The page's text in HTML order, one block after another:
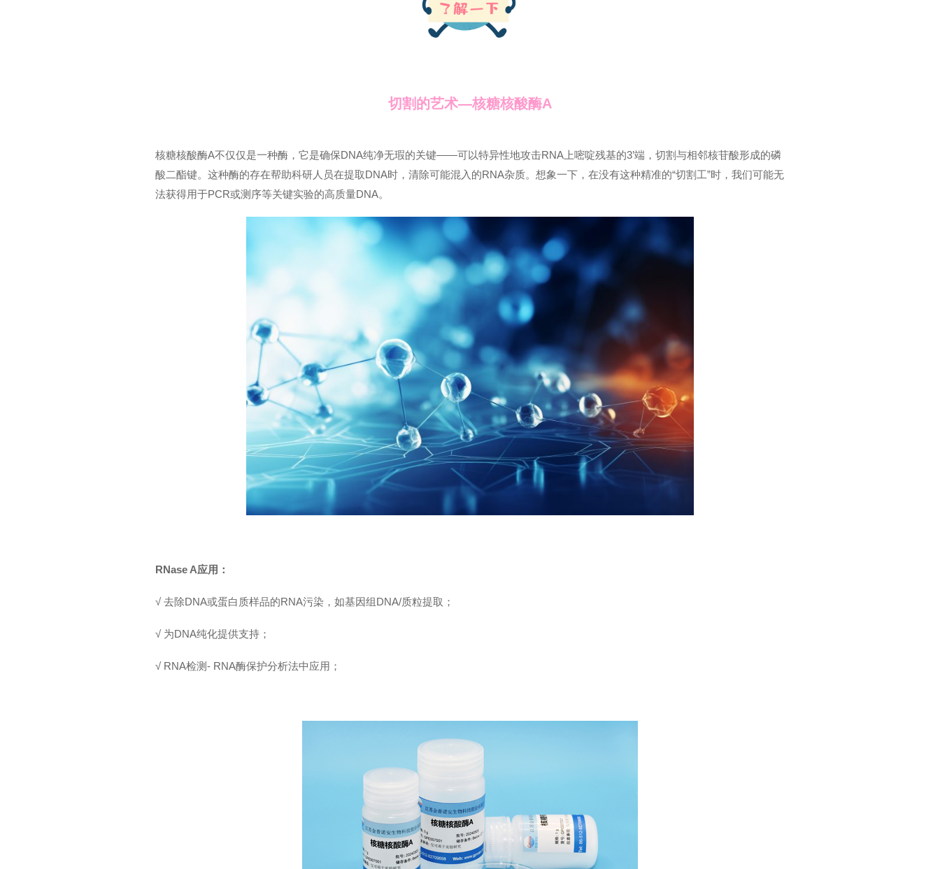
切割的艺术—核糖核酸酶A
核糖核酸酶A不仅仅是一种酶，它是确保DNA纯净无瑕的关键——可以特异性地攻击RNA上嘧啶残基的3’端，切割与相邻核苷酸形成的磷
酸二酯键。这种酶的存在帮助科研人员在提取DNA时，清除可能混入的RNA杂质。想象一下，在没有这种精准的“切割工”时，我们可能无
法获得用于PCR或测序等关键实验的高质量DNA。
RNase A应用：
√ 去除DNA或蛋白质样品的RNA污染，如基因组DNA/质粒提取；
√ 为DNA纯化提供支持；
√ RNA检测- RNA酶保护分析法中应用；